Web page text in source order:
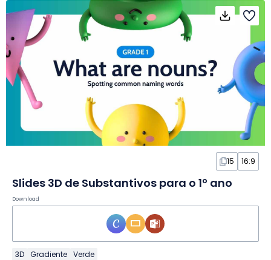
15 16:9
Slides 3D de Substantivos para o 1º ano
Download
3D Gradiente Verde